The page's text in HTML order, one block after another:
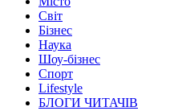
Світ
Бізнес
Наука
Шоу-бізнес
Спорт
Lifestyle
БЛОГИ ЧИТАЧІВ